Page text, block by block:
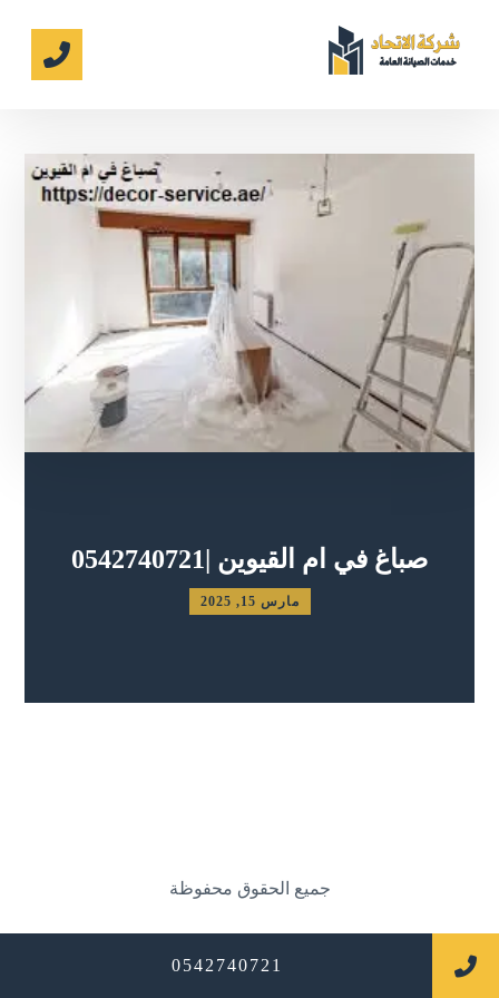
صباغ في ام القيوين |0542740721
مارس 15, 2025
جميع الحقوق محفوظة
0542740721